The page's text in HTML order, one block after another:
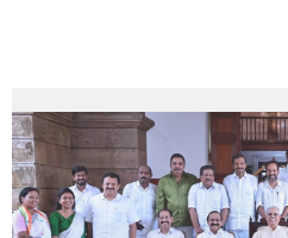
Facilitation
Centre
Online
Guest